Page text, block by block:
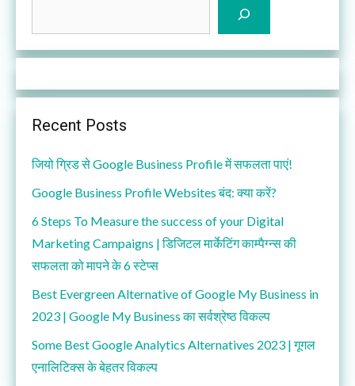
Recent Posts
जियो ग्रिड से Google Business Profile में सफलता पाएं!
Google Business Profile Websites बंद: क्या करें?
6 Steps To Measure the success of your Digital
Marketing Campaigns | डिजिटल मार्केटिंग काम्पैग्न्स की
सफलता को मापने के 6 स्टेप्स
Best Evergreen Alternative of Google My Business in
2023 | Google My Business का सर्वश्रेष्ठ विकल्प
Some Best Google Analytics Alternatives 2023 | गूगल
एनालिटिक्स के बेहतर विकल्प